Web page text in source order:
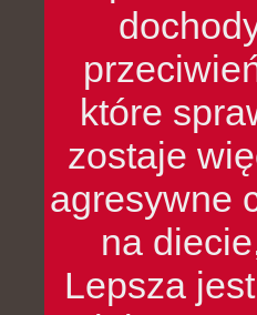
które
zostaje
agresywne
na
Lepsza